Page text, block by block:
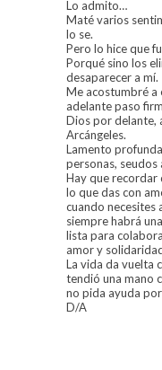
Lo admito…
Maté varios
lo se.
Pero lo hice que
Porqué sino los
desaparecer a mí.
Me acostumbré a
adelante paso
Dios por delante,
Arcángeles.
Lamento
personas, seudos
Hay que recordar
lo que das con
cuando necesites
siempre habrá
lista para
amor y
La vida da vuelta
tendió una mano
no pida ayuda
D/A